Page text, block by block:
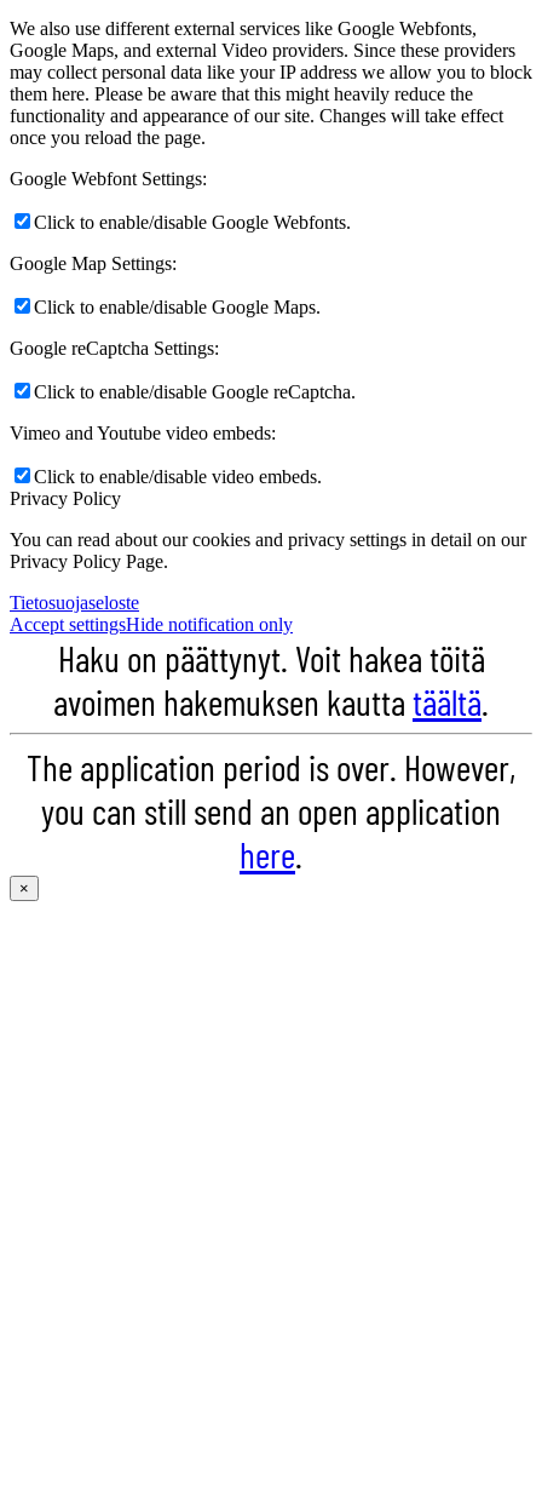
We also use different external services like Google Webfonts,
Google Maps, and external Video providers. Since these providers
may collect personal data like your IP address we allow you to block
them here. Please be aware that this might heavily reduce the
functionality and appearance of our site. Changes will take effect
once you reload the page.
Google Webfont Settings:
Click to enable/disable Google Webfonts.
Google Map Settings:
Click to enable/disable Google Maps.
Google reCaptcha Settings:
Click to enable/disable Google reCaptcha.
Vimeo and Youtube video embeds:
Click to enable/disable video embeds.
Privacy Policy
You can read about our cookies and privacy settings in detail on our
Privacy Policy Page.
Tietosuojaseloste
Accept settingsHide notification only
Haku on päättynyt. Voit hakea töitä
avoimen hakemuksen kauttatäältä.
The application period is over. However,
you can still send an open application
here.
×